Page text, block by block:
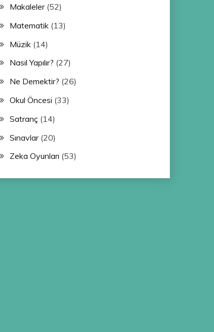
Makaleler(52)
Matematik(13)
Müzik(14)
Nasıl Yapılır? (27)
Ne Demektir? (26)
Okul Öncesi (33)
Satranç(14)
Sınavlar(20)
Zeka Oyunları (53)